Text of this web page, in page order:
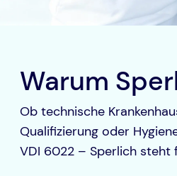
Warum
Ob technische
Qualifizierung oder
VDI 6022 – Sperlich steht